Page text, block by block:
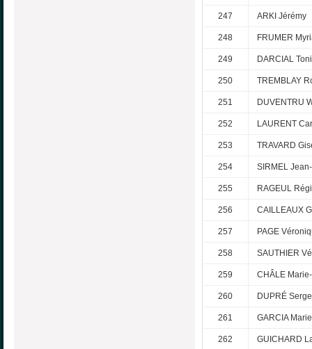
247 ARKI Jérémy
248 FRUMER
249 DARCIAL
250 TREMBLAY
251 DUVENTRU
252 LAURENT
253 TRAVARD
254 SIRMEL
255 RAGEUL
256 CAILLEAUX
257 PAGE
258 SAUTHIER
259 CHÂLE
260 DUPRÉ Serge
261 GARCIA
262 GUICHARD